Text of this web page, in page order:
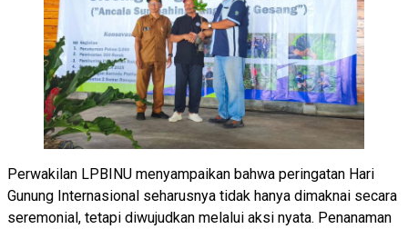
Perwakilan LPBINU menyampaikan bahwa peringatan Hari
Gunung Internasional seharusnya tidak hanya dimaknai secara
seremonial, tetapi diwujudkan melalui aksi nyata. Penanaman